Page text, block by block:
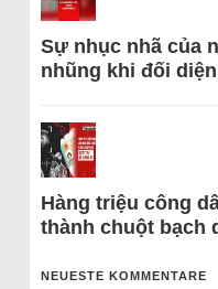
Sự nhục nhã của
nhũng khi đối
Hàng triệu công
thành chuột bạch
NEUESTE KOMMENTARE